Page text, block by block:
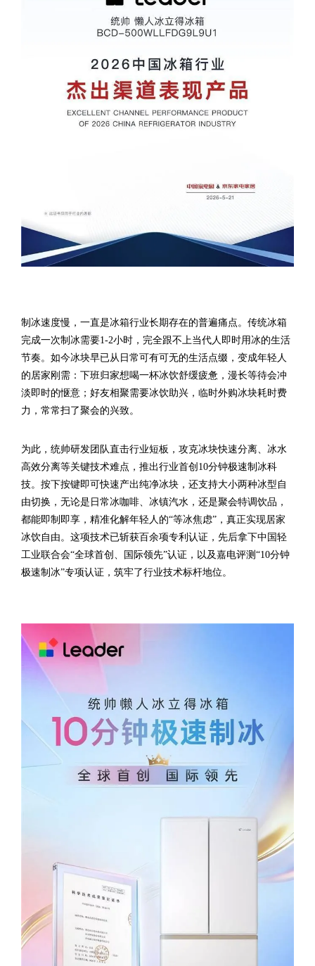
制冰速度慢，一直是冰箱行业长期存在的普遍痛点。传统冰箱
完成一次制冰需要1-2小时，完全跟不上当代人即时用冰的生活
节奏。如今冰块早已从日常可有可无的生活点缀，变成年轻人
的居家刚需：下班归家想喝一杯冰饮舒缓疲惫，漫长等待会冲
淡即时的惬意；好友相聚需要冰饮助兴，临时外购冰块耗时费
力，常常扫了聚会的兴致。
为此，统帅研发团队直击行业短板，攻克冰块快速分离、冰水
高效分离等关键技术难点，推出行业首创10分钟极速制冰科
技。按下按键即可快速产出纯净冰块，还支持大小两种冰型自
由切换，无论是日常冰咖啡、冰镇汽水，还是聚会特调饮品，
都能即制即享，精准化解年轻人的“等冰焦虑”，真正实现居家
冰饮自由。这项技术已斩获百余项专利认证，先后拿下中国轻
工业联合会“全球首创、国际领先”认证，以及嘉电评测“10分钟
极速制冰”专项认证，筑牢了行业技术标杆地位。